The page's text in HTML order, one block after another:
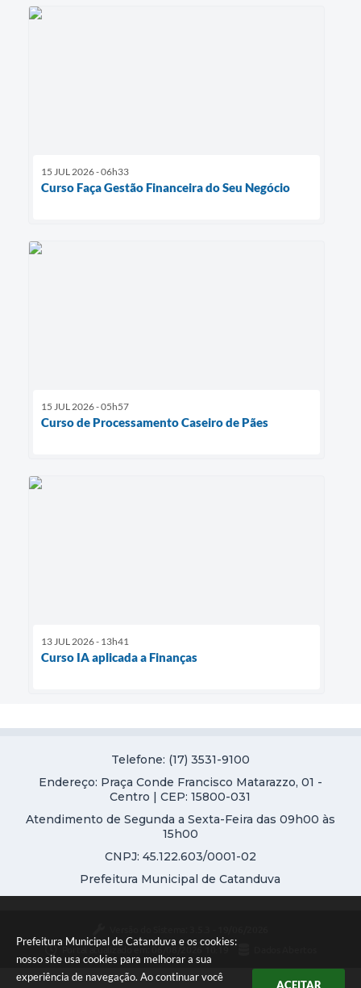
Prefeitura Municipal de Catanduva e os cookies:
nosso site usa cookies para melhorar a sua
experiência de navegação. Ao continuar você
ACEITAR
15 JUL 2026 - 06h33
Curso Faça Gestão Financeira do Seu Negócio
15 JUL 2026 - 05h57
Curso de Processamento Caseiro de Pães
13 JUL 2026 - 13h41
Curso IA aplicada a Finanças
Telefone: (17) 3531-9100
Endereço: Praça Conde Francisco Matarazzo, 01 -
Centro | CEP: 15800-031
Atendimento de Segunda a Sexta-Feira das 09h00 às
15h00
CNPJ: 45.122.603/0001-02
Prefeitura Municipal de Catanduva
Portal atualizado em: